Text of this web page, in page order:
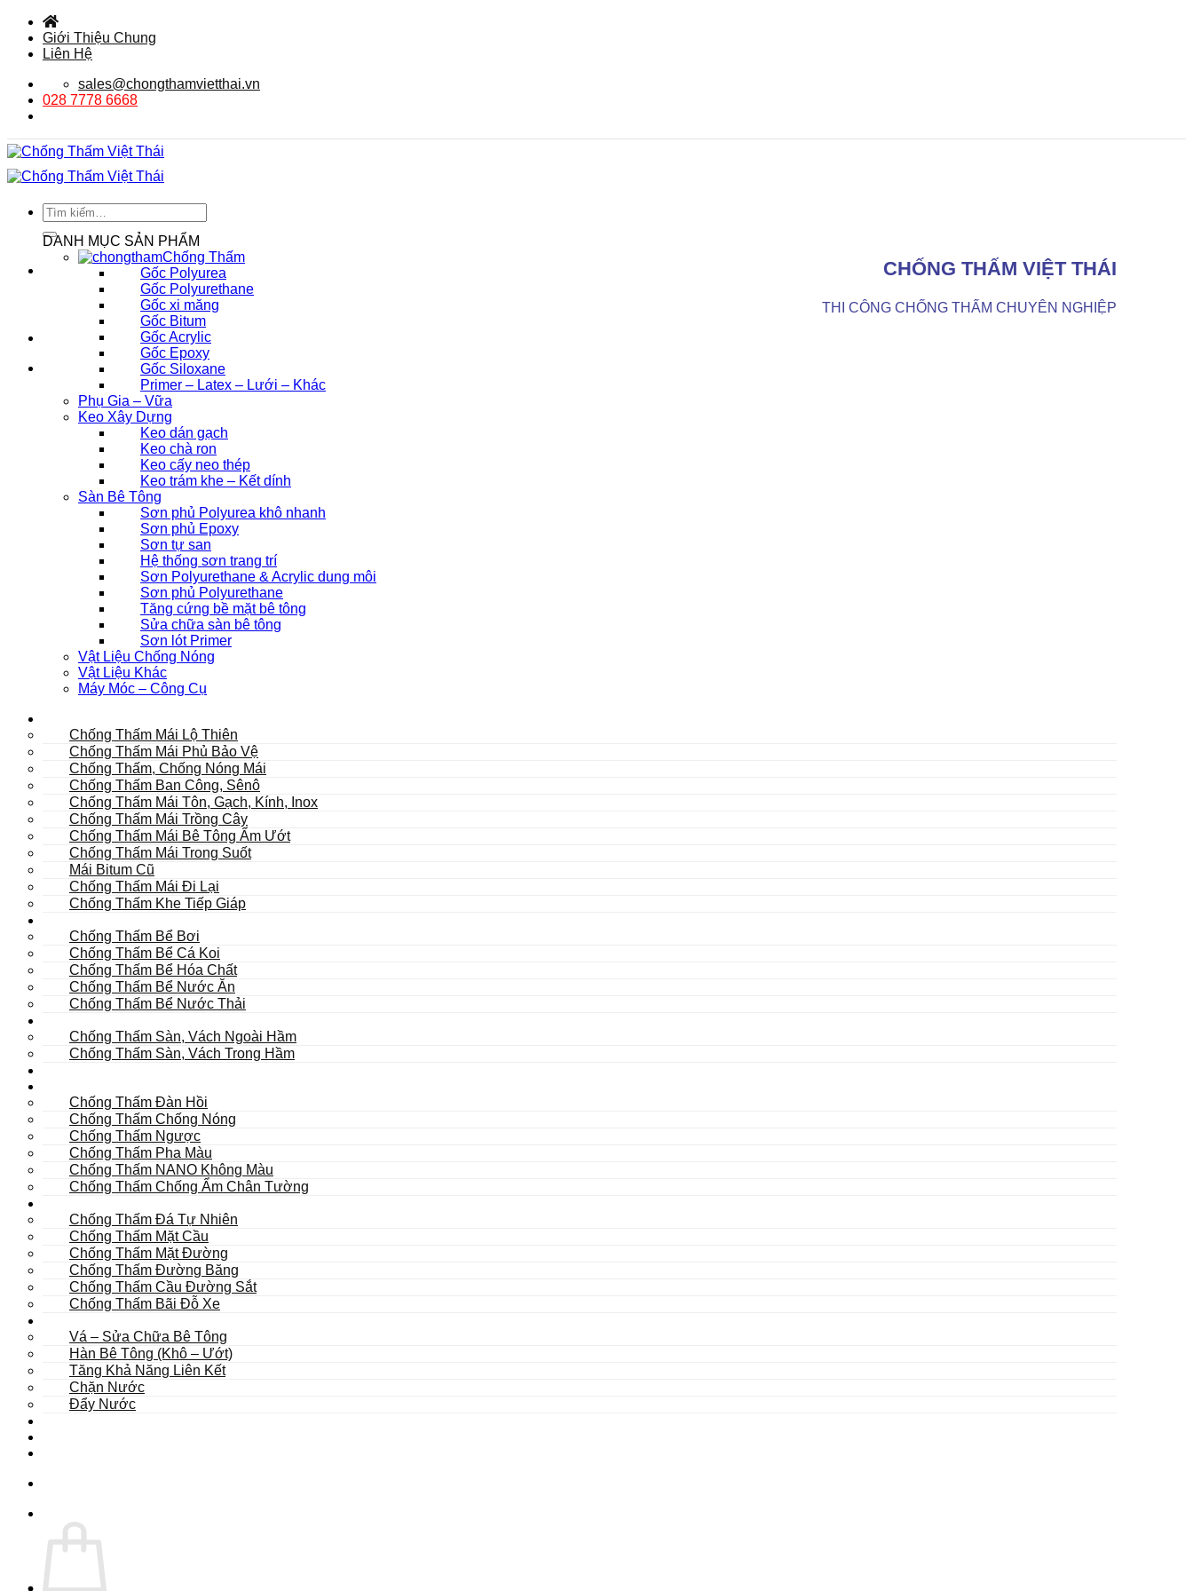
qua
Giới Thiệu Chung
Liên Hệ
sales@chongthamvietthai.vn
028 7778 6668
Tìm
kiếm:
CHỐNG THẤM VIỆT THÁI
THI CÔNG CHỐNG THẤM CHUYÊN NGHIỆP
DANH MỤC SẢN PHẨM
Chống Thấm
Gốc Polyurea
Gốc Polyurethane
Gốc xi măng
Gốc Bitum
Gốc Acrylic
Gốc Epoxy
Gốc Siloxane
Primer – Latex – Lưới – Khác
Phụ Gia – Vữa
Keo Xây Dựng
Keo dán gạch
Keo chà ron
Keo cấy neo thép
Keo trám khe – Kết dính
Sàn Bê Tông
Sơn phủ Polyurea khô nhanh
Sơn phủ Epoxy
Sơn tự san
Hệ thống sơn trang trí
Sơn Polyurethane & Acrylic dung môi
Sơn phủ Polyurethane
Tăng cứng bề mặt bê tông
Sửa chữa sàn bê tông
Sơn lót Primer
Vật Liệu Chống Nóng
Vật Liệu Khác
Máy Móc – Công Cụ
Chống Thấm Mái Lộ Thiên
Chống Thấm Mái Phủ Bảo Vệ
Chống Thấm, Chống Nóng Mái
Chống Thấm Ban Công, Sênô
Chống Thấm Mái Tôn, Gạch, Kính, Inox
Chống Thấm Mái Trồng Cây
Chống Thấm Mái Bê Tông Ẩm Ướt
Chống Thấm Mái Trong Suốt
Mái Bitum Cũ
Chống Thấm Mái Đi Lại
Chống Thấm Khe Tiếp Giáp
Chống Thấm Bể Bơi
Chống Thấm Bể Cá Koi
Chống Thấm Bể Hóa Chất
Chống Thấm Bể Nước Ăn
Chống Thấm Bể Nước Thải
Chống Thấm Sàn, Vách Ngoài Hầm
Chống Thấm Sàn, Vách Trong Hầm
Chống Thấm Đàn Hồi
Chống Thấm Chống Nóng
Chống Thấm Ngược
Chống Thấm Pha Màu
Chống Thấm NANO Không Màu
Chống Thấm Chống Ẩm Chân Tường
Chống Thấm Đá Tự Nhiên
Chống Thấm Mặt Cầu
Chống Thấm Mặt Đường
Chống Thấm Đường Băng
Chống Thấm Cầu Đường Sắt
Chống Thấm Bãi Đỗ Xe
Vá – Sửa Chữa Bê Tông
Hàn Bê Tông (Khô – Ướt)
Tăng Khả Năng Liên Kết
Chặn Nước
Đẩy Nước